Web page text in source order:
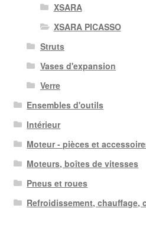
XSARA
XSARA PICASSO
Struts
Vases d'expansion
Verre
Ensembles d'outils
Intérieur
Moteur - pièces et
Moteurs, boîtes de vitesses
Pneus et roues
Refroidissement, chauffage,